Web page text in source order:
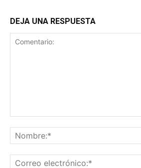
DEJA UNA RESPUESTA